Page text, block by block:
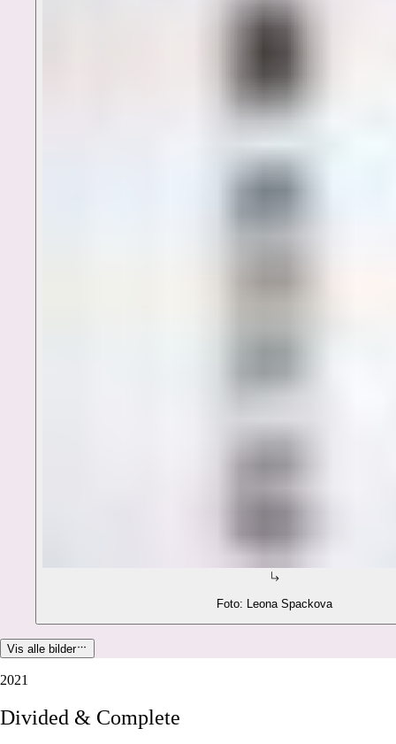
Foto: Leona Spackova
Vis alle bilder
2021
Divided & Complete